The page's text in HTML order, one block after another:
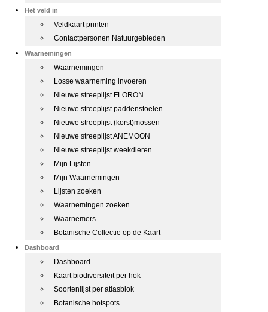
Het veld in
Veldkaart printen
Contactpersonen Natuurgebieden
Waarnemingen
Waarnemingen
Losse waarneming invoeren
Nieuwe streeplijst FLORON
Nieuwe streeplijst paddenstoelen
Nieuwe streeplijst (korst)mossen
Nieuwe streeplijst ANEMOON
Nieuwe streeplijst weekdieren
Mijn Lijsten
Mijn Waarnemingen
Lijsten zoeken
Waarnemingen zoeken
Waarnemers
Botanische Collectie op de Kaart
Dashboard
Dashboard
Kaart biodiversiteit per hok
Soortenlijst per atlasblok
Botanische hotspots